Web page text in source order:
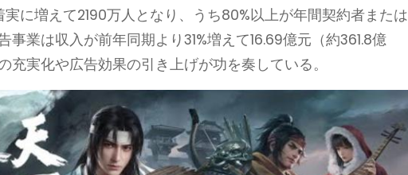
に増えて2190万人となり、うち80%以上が年間契約者または
業は収入が前年同期より31%増えて16.69億元（約361.8億
実化や広告効果の引き上げが功を奏している。